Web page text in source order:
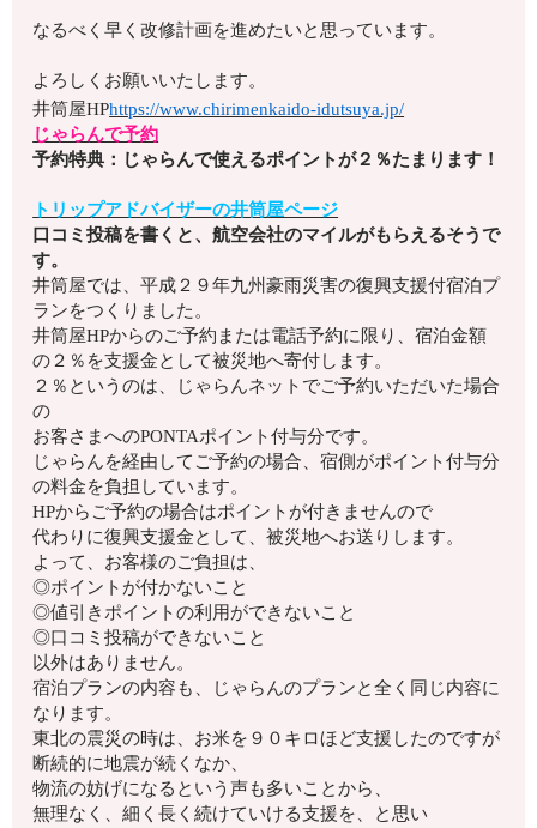
なるべく早く改修計画を進めたいと思っています。
よろしくお願いいたします。
井筒屋HPhttps://www.chirimenkaido-idutsuya.jp/
じゃらんで予約
予約特典：じゃらんで使えるポイントが２％たまります！
トリップアドバイザーの井筒屋ページ
口コミ投稿を書くと、航空会社のマイルがもらえるそうで
す。
井筒屋では、平成２９年九州豪雨災害の復興支援付宿泊プ
ランをつくりました。
井筒屋HPからのご予約または電話予約に限り、宿泊金額
の２％ を支援金として被災地へ寄付します。
２％というのは、じゃらんネットでご予約いただいた場合
の
お客さまへのPONTAポイント付与分です。
じゃらんを経由してご予約の場合、宿側がポイント付与分
の料金を負担しています。
HPからご予約の場合はポイントが付きませんので
代わりに復興支援金として、被災地へお送りします。
よって、お客様のご負担は、
◎ポイントが付かないこと
◎値引きポイントの利用ができないこと
◎口コミ投稿ができないこと
以外はありません。
宿泊プランの内容も、
じゃらんのプランと全く同じ内容に
なります。
東北の震災の時は、お米を９０キロほど支援したのですが
断続的に地震が続くなか、
物流の妨げになるという声も多いことから、
無理なく、細く長く続けていける支援を、と思い